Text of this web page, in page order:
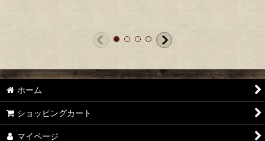
ホーム
ショッピングカート
マイページ